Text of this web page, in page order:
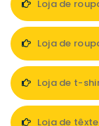
Loja de
Loja de
Loja de t-
Loja de